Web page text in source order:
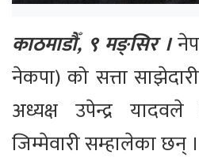
काठमाडौँ, ९ मङ्सिर ।
नेकपा) को सत्ता
अध्यक्ष उपेन्द्र यादवले
जिम्मेवारी सम्हालेका छन् ।